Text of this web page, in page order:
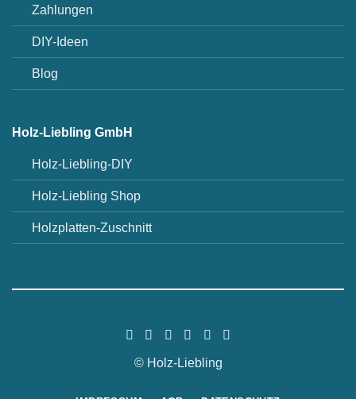
Zahlungen
DIY-Ideen
Blog
Holz-Liebling GmbH
Holz-Liebling-DIY
Holz-Liebling Shop
Holzplatten-Zuschnitt
© Holz-Liebling